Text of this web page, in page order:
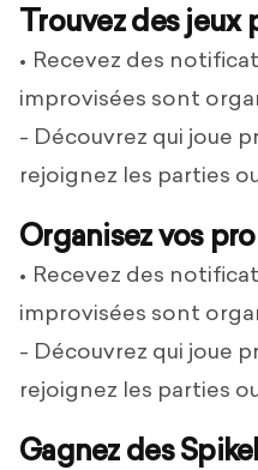
Trouvez des jeux
Recevez des
improvisées sont
- Découvrez qui joue
rejoignez les parties
Organisez vos
Recevez des
improvisées sont
- Découvrez qui joue
rejoignez les parties
Gagnez des